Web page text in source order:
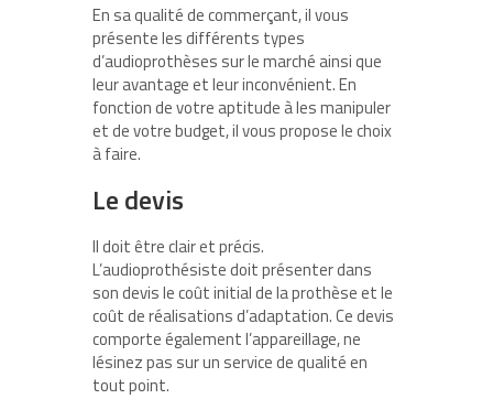
En sa qualité de commerçant, il vous
présente les différents types
d’audioprothèses sur le marché ainsi que
leur avantage et leur inconvénient. En
fonction de votre aptitude à les manipuler
et de votre budget, il vous propose le choix
à faire.
Le devis
Il doit être clair et précis.
L’audioprothésiste doit présenter dans
son devis le coût initial de la prothèse et le
coût de réalisations d’adaptation. Ce devis
comporte également l’appareillage, ne
lésinez pas sur un service de qualité en
tout point.